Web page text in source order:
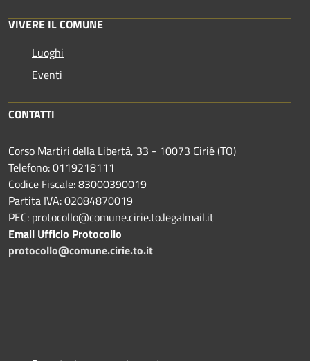
VIVERE IL COMUNE
Luoghi
Eventi
CONTATTI
Corso Martiri della Libertà, 33 - 10073 Cirié (TO)
Telefono: 0119218111
Codice Fiscale: 83000390019
Partita IVA: 02084870019
PEC: protocollo@comune.cirie.to.legalmail.it
Email Ufficio Protocollo
protocollo@comune.cirie.to.it